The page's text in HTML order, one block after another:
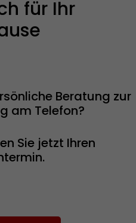
für Ihr
Beratung zur
am Telefon?
Sie jetzt Ihren